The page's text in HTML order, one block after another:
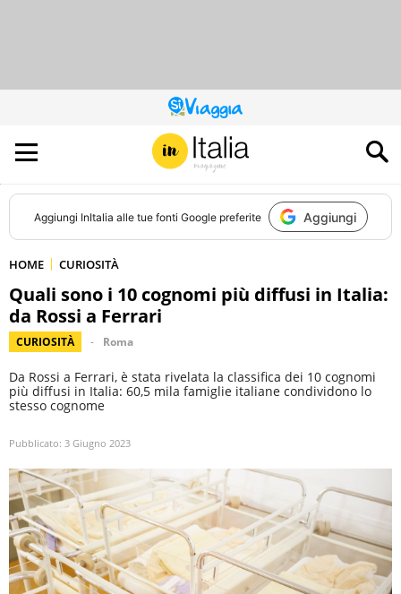
QUESTO
SITO
CONTRIBUISCE
ALL’AUDIENCE
DI
Aggiungi InItalia alle tue fonti Google preferite Aggiungi
HOME CURIOSITÀ
Quali sono i 10 cognomi più diffusi in Italia:
da Rossi a Ferrari
CURIOSITÀ Roma
Da Rossi a Ferrari, è stata rivelata la classifica dei 10 cognomi
più diffusi in Italia: 60,5 mila famiglie italiane condividono lo
stesso cognome
Pubblicato: 3 Giugno 2023